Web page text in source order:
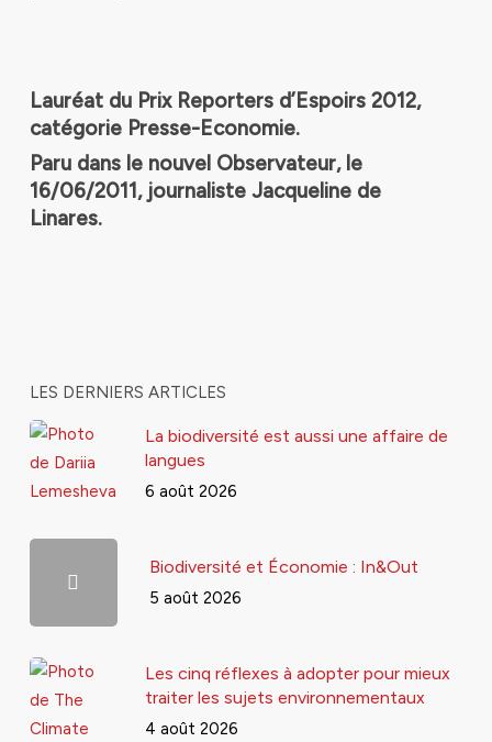
Lauréat du Prix Reporters d’Espoirs 2012,
catégorie Presse-Economie.
Paru dans le nouvel Observateur, le
16/06/2011, journaliste Jacqueline de
Linares.
LES DERNIERS ARTICLES
La biodiversité est aussi une affaire de
langues
6 août 2026
Biodiversité et Économie : In&Out
5 août 2026
Les cinq réflexes à adopter pour mieux
traiter les sujets environnementaux
4 août 2026